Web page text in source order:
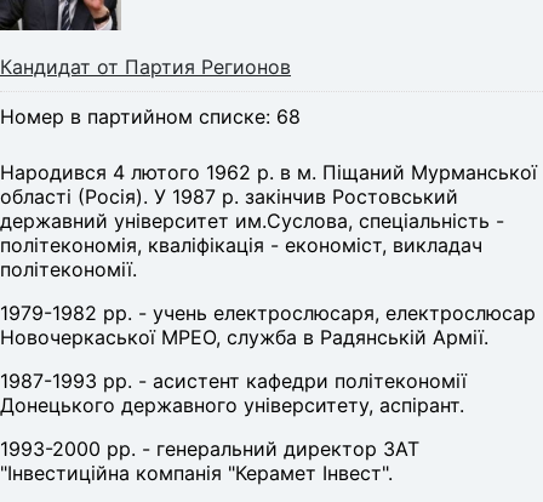
Кандидат от Партия Регионов
Номер в партийном списке: 68
Народився 4 лютого 1962 р. в м. Піщаний Мурманської
області (Росія). У 1987 р. закінчив Ростовський
державний університет им.Суслова, спеціальність -
політекономія, кваліфікація - економіст, викладач
політекономії.
1979-1982 рр. - учень електрослюсаря, електрослюсар
Новочеркаської МРЕО, служба в Радянській Армії.
1987-1993 рр. - асистент кафедри політекономії
Донецького державного університету, аспірант.
1993-2000 рр. - генеральний директор ЗАТ
"Інвестиційна компанія "Керамет Інвест".